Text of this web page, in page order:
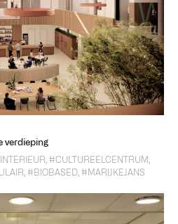
verdieping
#CULTUREELCENTRUM
#BIOBASED #MARIJKEJANS